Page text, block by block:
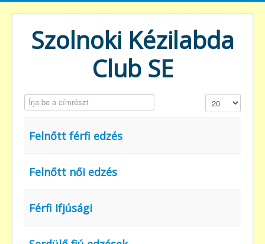
Szolnoki Kézilabda
Club SE
Írja be a címrészt Tételek #
Felnőtt férfi edzés
Felnőtt női edzés
Férfi Ifjúsági